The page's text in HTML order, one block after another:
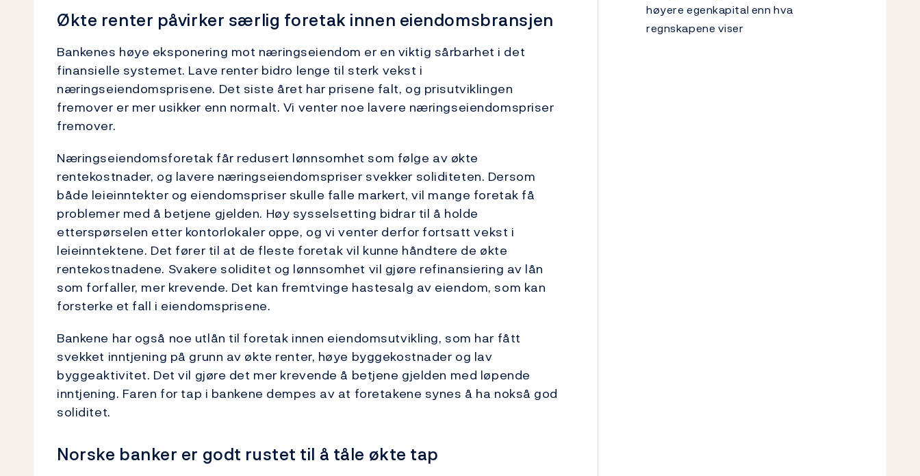
Økte renter påvirker særlig foretak innen eiendomsbransjen
Bankenes høye eksponering mot næringseiendom er en viktig sårbarhet i det
finansielle systemet. Lave renter bidro lenge til sterk vekst i
næringseiendomsprisene. Det siste året har prisene falt, og prisutviklingen
fremover er mer usikker enn normalt. Vi venter noe lavere næringseiendomspriser
fremover.
Næringseiendomsforetak får redusert lønnsomhet som følge av økte
rentekostnader, og lavere næringseiendomspriser svekker soliditeten. Dersom
både leieinntekter og eiendomspriser skulle falle markert, vil mange foretak få
problemer med å betjene gjelden. Høy sysselsetting bidrar til å holde
etterspørselen etter kontorlokaler oppe, og vi venter derfor fortsatt vekst i
leieinntektene. Det fører til at de fleste foretak vil kunne håndtere de økte
rentekostnadene. Svakere soliditet og lønnsomhet vil gjøre refinansiering av lån
som forfaller, mer krevende. Det kan fremtvinge hastesalg av eiendom, som kan
forsterke et fall i eiendomsprisene.
Bankene har også noe utlån til foretak innen eiendomsutvikling, som har fått
svekket inntjening på grunn av økte renter, høye byggekostnader og lav
byggeaktivitet. Det vil gjøre det mer krevende å betjene gjelden med løpende
inntjening. Faren for tap i bankene dempes av at foretakene synes å ha nokså god
soliditet.
Norske banker er godt rustet til å tåle økte tap
høyere egenkapital enn hva
regnskapene viser